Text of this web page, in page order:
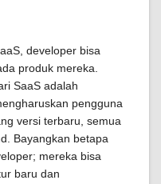
developer bisa
produk mereka.
SaaS adalah
pengguna
versi terbaru, semua
Bayangkan betapa
mereka bisa
baru dan